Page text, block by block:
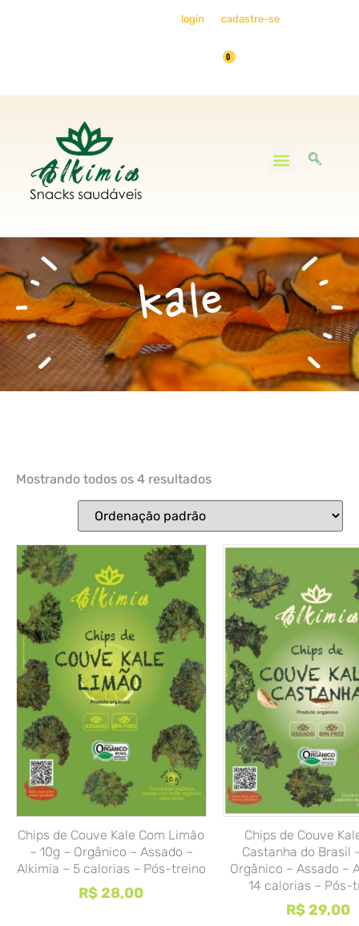
login cadastre-se
0
kale
Mostrando todos os 4 resultados
Chips de Couve Kale Com Limão
– 10g – Orgânico – Assado –
Alkimia – 5 calorias – Pós-treino
R$28,00
Chips de Couve
Castanha do Brasil
Orgânico – Assado –
14 calorias – Pós-
R$29,00